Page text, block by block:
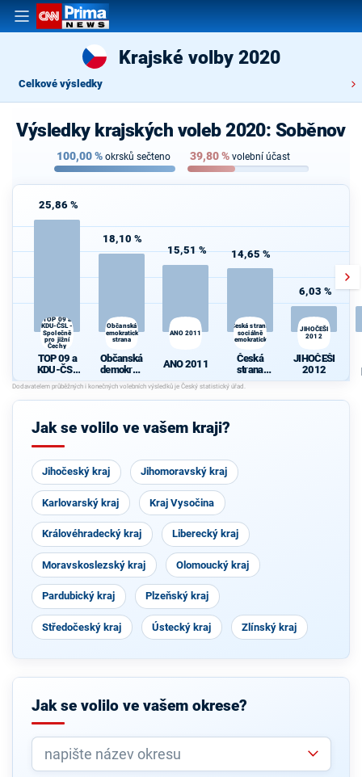
Krajské volby 2020
Celkové výsledky
Výsledky krajských voleb 2020: Soběnov
100,00% okrsků sečteno 39,80% volební účast
25,86 %
TOP 09 a
KDU-ČSL -
Společně
pro jižní
Čechy
TOP 09 a
KDU-ČSL
- Společně
pro jižní
Čechy
18,10 %
Občanská
demokratická
strana
Občanská
demokrati
cká strana
15,51 %
ANO 2011
ANO 2011
14,65 %
Česká strana
sociálně
demokratická
Česká
strana
sociálně
demokrati
cká
6,03 %
JIHOČEŠI
2012
JIHOČEŠI
2012
Jak se volilo ve vašem kraji?
Jihočeský kraj Jihomoravský kraj
Karlovarský kraj Kraj Vysočina
Královéhradecký kraj Liberecký kraj
Moravskoslezský kraj Olomoucký kraj
Pardubický kraj Plzeňský kraj
Středočeský kraj Ústecký kraj Zlínský kraj
Jak se volilo ve vašem okrese?